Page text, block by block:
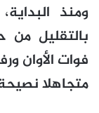
ومنذ
بالتقليل من
فوات الأوان
متجاهلا